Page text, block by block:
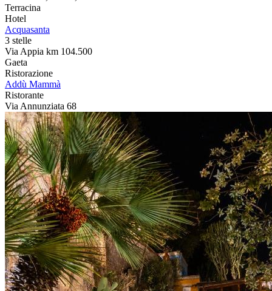
Terracina
Hotel
Acquasanta
3 stelle
Via Appia km 104.500
Gaeta
Ristorazione
Addù Mammà
Ristorante
Via Annunziata 68